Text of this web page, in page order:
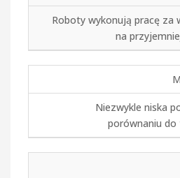
Roboty wykonują pracę za
na
Niezwykle niska
porównaniu do